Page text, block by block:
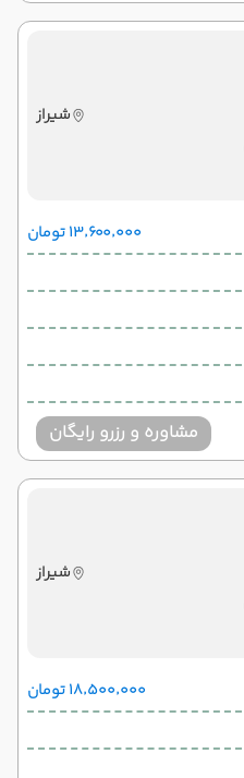
شیراز
۱۳٬۶۰۰٬۰۰۰ تومان
مشاوره و رزرو رایگان
شیراز
۱۸٬۵۰۰٬۰۰۰ تومان